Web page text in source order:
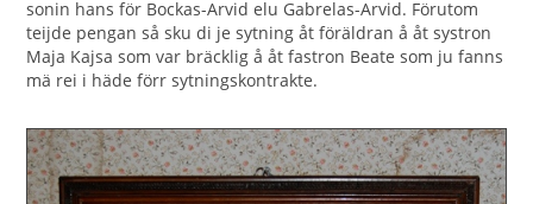
sonin hans för Bockas-Arvid elu Gabrelas-Arvid. Förutom
teijde pengan så sku di je sytning åt föräldran å åt systron
Maja Kajsa som var bräcklig å åt fastron Beate som ju fanns
mä rei i häde förr sytningskontrakte.